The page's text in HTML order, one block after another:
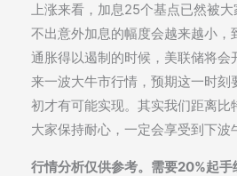
上涨来看，加息25个基点已然被
不出意外加息的幅度会越来越小，
通胀得以遏制的时候，美联储将会
来一波大牛市行情，预期这一时
初才有可能实现。其实我们距离比
大家保持耐心，一定会享受到下波
行情分析仅供参考。需要20%起手